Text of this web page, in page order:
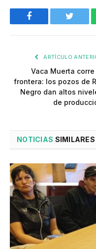
Facebook Twitter
ARTÍCULO
Vaca Muerta corre
frontera: los pozos de
Negro dan altos
de
NOTICIAS SIMILARES